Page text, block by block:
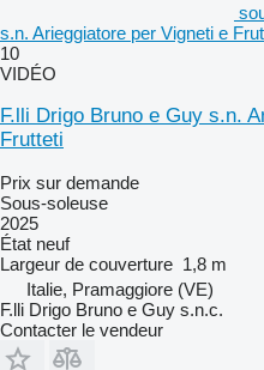
s.n. Arieggiatore per Vigneti e
10
VIDÉO
F.lli Drigo Bruno e Guy s.n.
Frutteti
Prix sur demande
Sous-soleuse
2025
État neuf
Largeur de couverture 1,8 m
Italie, Pramaggiore (VE)
F.lli Drigo Bruno e Guy s.n.c.
Contacter le vendeur